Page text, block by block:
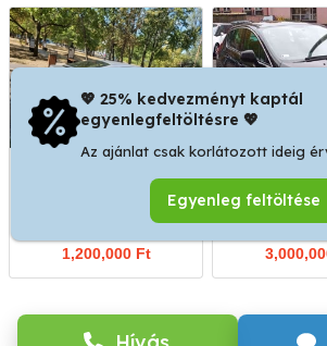
1,200,000 Ft
premium
cserélem
III.
💖 25% kedvezményt kaptál
egyenlegfeltöltésre 💖
Az ajánlat csak korlátozott ideig
Egyenleg feltöltése